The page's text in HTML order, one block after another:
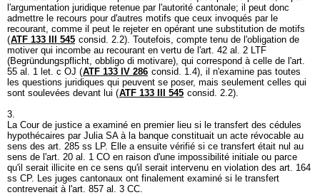
l'argumentation juridique retenue par l'autorité cantonale; il peut donc
admettre le recours pour d'autres motifs que ceux invoqués par le
recourant, comme il peut le rejeter en opérant une substitution de motifs
(ATF 133 III 545 consid. 2.2). Toutefois, compte tenu de l'obligation de
motiver qui incombe au recourant en vertu de l'art. 42 al. 2 LTF
(Begründungspflicht, obbligo di motivare), qui correspond à celle de l'art.
55 al. 1 let. c OJ (ATF 133 IV 286 consid. 1.4), il n'examine pas toutes
les questions juridiques qui peuvent se poser, mais seulement celles qui
sont soulevées devant lui (ATF 133 III 545 consid. 2.2).
3.
La Cour de justice a examiné en premier lieu si le transfert des cédules
hypothécaires par Julia SA à la banque constituait un acte révocable au
sens des art. 285 ss LP. Elle a ensuite vérifié si ce transfert était nul au
sens de l'art. 20 al. 1 CO en raison d'une impossibilité initiale ou parce
qu'il serait illicite en ce sens qu'il serait intervenu en violation des art. 164
ss CP. Les juges cantonaux ont finalement examiné si le transfert
contrevenait à l'art. 857 al. 3 CC.